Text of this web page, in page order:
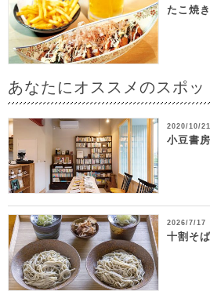
たこ焼
あなたにオススメのスポッ
2020/10/21
小豆書
2026/7/17
十割そ